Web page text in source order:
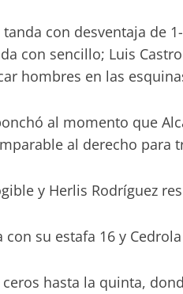
con desventaja de
con sencillo; Luis
hombres en las
al momento que
al derecho para
y Herlis Rodríguez
con su estafa 16 y
hasta la quinta,